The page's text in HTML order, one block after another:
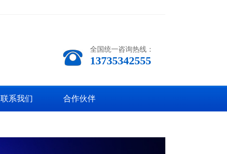
全国统一咨询热线：
13735342555
联系我们 合作伙伴